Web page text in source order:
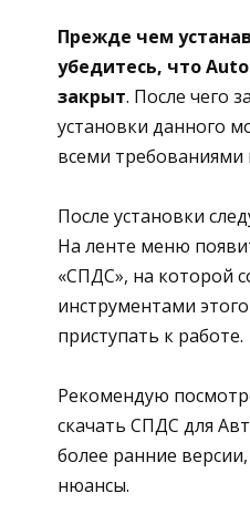
Прежде чем
убедитесь, что
закрыт. После чего
установки данного
всеми
После установки
На ленте меню
«СПДС», на которой
инструментами
приступать к работе.
Рекомендую
скачать СПДС для
более ранние
нюансы.